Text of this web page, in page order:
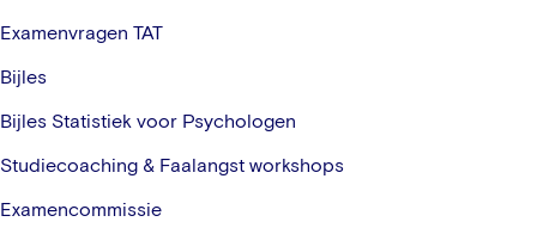
Examenvragen TAT
Bijles
Bijles Statistiek voor Psychologen
Studiecoaching & Faalangst workshops
Examencommissie